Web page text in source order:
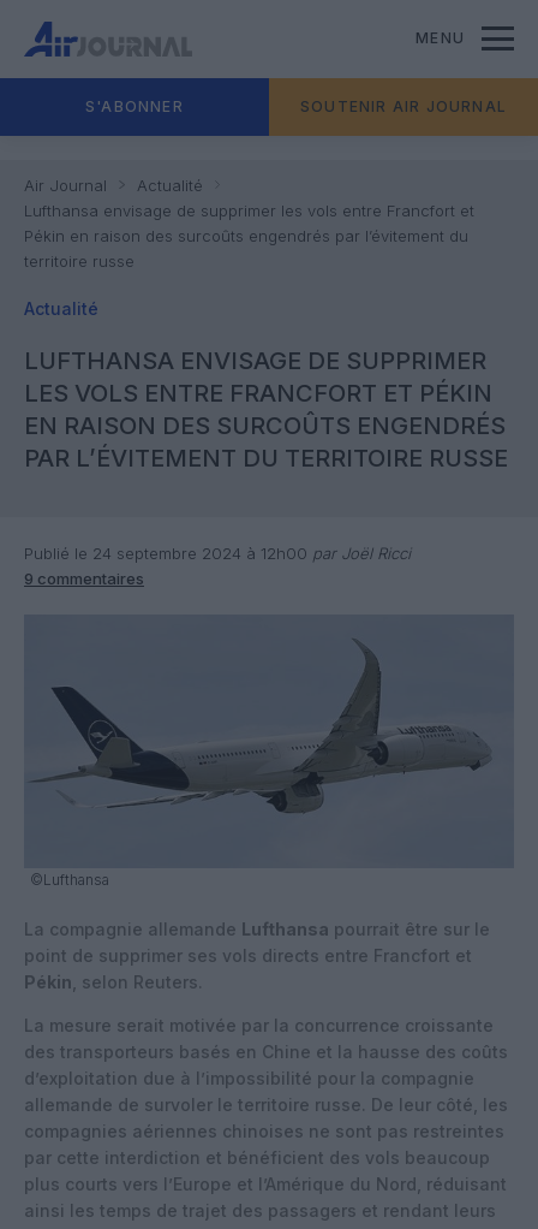
MENU
S'ABONNER SOUTENIR AIR JOURNAL
Air Journal
Actualité
Lufthansa envisage de supprimer les vols entre Francfort et
Pékin en raison des surcoûts engendrés par l’évitement du
territoire russe
Actualité
LUFTHANSA ENVISAGE DE SUPPRIMER
LES VOLS ENTRE FRANCFORT ET PÉKIN
EN RAISON DES SURCOÛTS ENGENDRÉS
PAR L’ÉVITEMENT DU TERRITOIRE RUSSE
Publié le 24 septembre 2024 à 12h00 par Joël Ricci
9 commentaires
©Lufthansa
La compagnie allemande Lufthansa pourrait être sur le
point de supprimer ses vols directs entre Francfort et
Pékin , selon Reuters.
La mesure serait motivée par la concurrence croissante
des transporteurs basés en Chine et la hausse des coûts
d’exploitation due à l’impossibilité pour la compagnie
allemande de survoler le territoire russe. De leur côté, les
compagnies aériennes chinoises ne sont pas restreintes
par cette interdiction et bénéficient des vols beaucoup
plus courts vers l’Europe et l’Amérique du Nord, réduisant
ainsi les temps de trajet des passagers et rendant leurs